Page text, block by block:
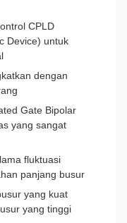
CPLD
Device) untuk
dengan
Gate Bipolar
yang sangat
fluktuasi
panjang busur
yang kuat
yang tinggi